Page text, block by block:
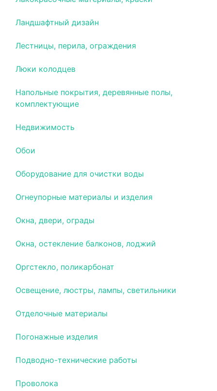
Ландшафтный дизайн
Лестницы, перила, ограждения
Люки колодцев
Напольные покрытия, деревянные полы,
комплектующие
Недвижимость
Обои
Оборудование для очистки воды
Огнеупорные материалы и изделия
Окна, двери, ограды
Окна, остекление балконов, лоджий
Оргстекло, поликарбонат
Освещение, люстры, лампы, светильники
Отделочные материалы
Погонажные изделия
Подводно-технические работы
Проволока